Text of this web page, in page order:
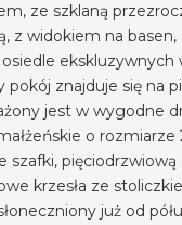
ze szklaną
z widokiem na
ekskluzywnych
pokój znajduje się na
jest w wygodne
o
szafki, pięciodrzwiową
krzesła ze
już od